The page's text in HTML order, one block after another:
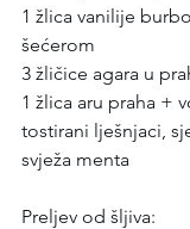
1 žlica vanilije
šećerom
3 žličice agara u
1 žlica aru praha +
tostirani lješnjaci,
svježa menta
Preljev od šljiva: